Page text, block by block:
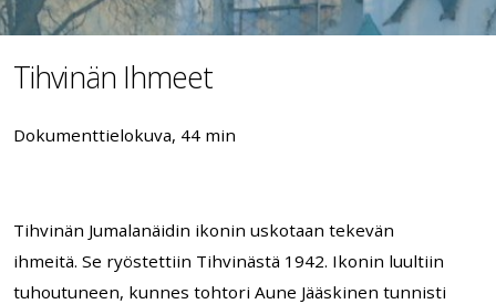
Tihvinän Ihmeet
Dokumenttielokuva, 44 min
Tihvinän Jumalanäidin ikonin uskotaan tekevän
ihmeitä. Se ryöstettiin Tihvinästä 1942. Ikonin luultiin
tuhoutuneen, kunnes tohtori Aune Jääskinen tunnisti